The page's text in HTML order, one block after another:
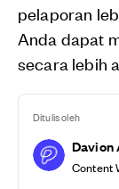
pelaporan
Anda dapat
secara lebih
Ditulis oleh
Davion
Content